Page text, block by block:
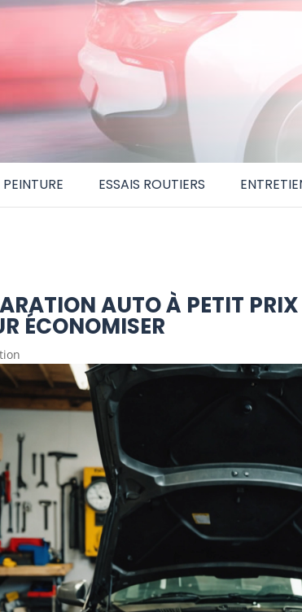
PEINTURE ESSAIS ROUTIERS
AUTO À PETIT
ÉCONOMISER